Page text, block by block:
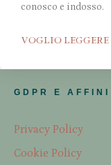
conosco e indosso.
VOGLIO LEGGERE
GDPR E AFFINI
Privacy Policy
Cookie Policy